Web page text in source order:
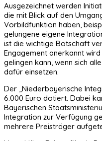
Ausgezeichnet werden
die mit Blick auf den
Vorbildfunktion haben,
gelungene eigene
ist die wichtige Botschaft
Engagement anerkannt
gelingen kann, wenn sich
dafür einsetzen.
Der „Niederbayerische
6.000 Euro dotiert. Dabei
Bayerischen
Integration zur Verfügung
mehrere Preisträger